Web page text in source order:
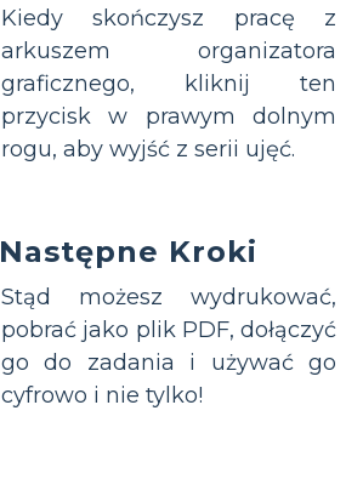
Kiedy skończysz pracę z
arkuszem organizatora
graficznego, kliknij ten
przycisk w prawym dolnym
rogu, aby wyjść z serii ujęć.
Następne Kroki
Stąd możesz wydrukować,
pobrać jako plik PDF, dołączyć
go do zadania i używać go
cyfrowo i nie tylko!